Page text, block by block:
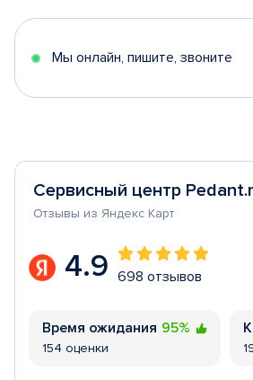
5
Мы онлайн, пишите, звоните
Сервисный центр
Отзывы из Яндекс Карт
4.9 698 отзывов
Время ожидания 95%
154 оценки